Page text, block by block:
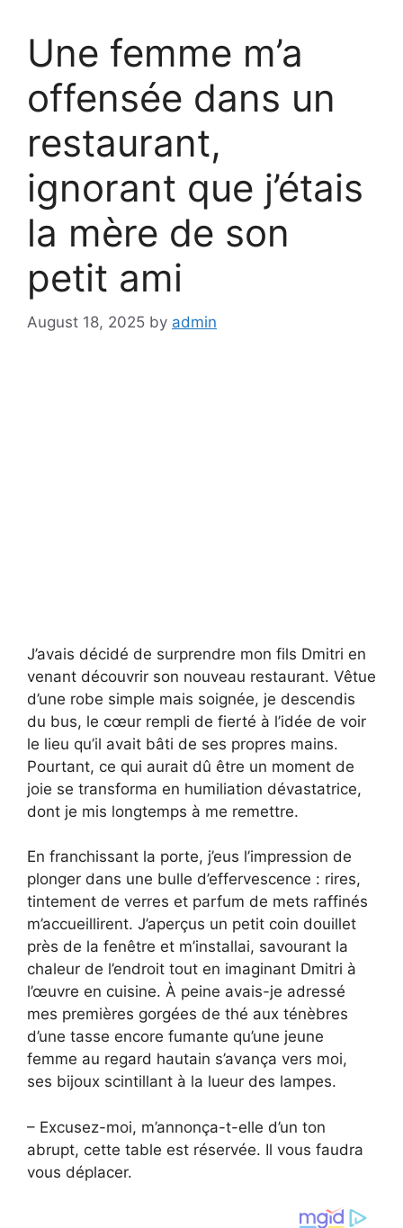
Une femme m’a
offensée dans un
restaurant,
ignorant que j’étais
la mère de son
petit ami
August 18, 2025 by admin
J’avais décidé de surprendre mon fils Dmitri en
venant découvrir son nouveau restaurant. Vêtue
d’une robe simple mais soignée, je descendis
du bus, le cœur rempli de fierté à l’idée de voir
le lieu qu’il avait bâti de ses propres mains.
Pourtant, ce qui aurait dû être un moment de
joie se transforma en humiliation dévastatrice,
dont je mis longtemps à me remettre.
En franchissant la porte, j’eus l’impression de
plonger dans une bulle d’effervescence : rires,
tintement de verres et parfum de mets raffinés
m’accueillirent. J’aperçus un petit coin douillet
près de la fenêtre et m’installai, savourant la
chaleur de l’endroit tout en imaginant Dmitri à
l’œuvre en cuisine. À peine avais-je adressé
mes premières gorgées de thé aux ténèbres
d’une tasse encore fumante qu’une jeune
femme au regard hautain s’avança vers moi,
ses bijoux scintillant à la lueur des lampes.
– Excusez-moi, m’annonça-t-elle d’un ton
abrupt, cette table est réservée. Il vous faudra
vous déplacer.